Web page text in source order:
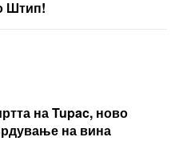
Штип!
на Tupac, ново
на вина